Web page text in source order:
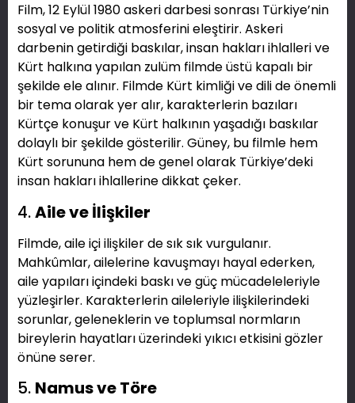
Film, 12 Eylül 1980 askeri darbesi sonrası Türkiye’nin
sosyal ve politik atmosferini eleştirir. Askeri
darbenin getirdiği baskılar, insan hakları ihlalleri ve
Kürt halkına yapılan zulüm filmde üstü kapalı bir
şekilde ele alınır. Filmde Kürt kimliği ve dili de önemli
bir tema olarak yer alır, karakterlerin bazıları
Kürtçe konuşur ve Kürt halkının yaşadığı baskılar
dolaylı bir şekilde gösterilir. Güney, bu filmle hem
Kürt sorununa hem de genel olarak Türkiye’deki
insan hakları ihlallerine dikkat çeker.
4.Aile ve İlişkiler
Filmde, aile içi ilişkiler de sık sık vurgulanır.
Mahkûmlar, ailelerine kavuşmayı hayal ederken,
aile yapıları içindeki baskı ve güç mücadeleleriyle
yüzleşirler. Karakterlerin aileleriyle ilişkilerindeki
sorunlar, geleneklerin ve toplumsal normların
bireylerin hayatları üzerindeki yıkıcı etkisini gözler
önüne serer.
5. Namus ve Töre